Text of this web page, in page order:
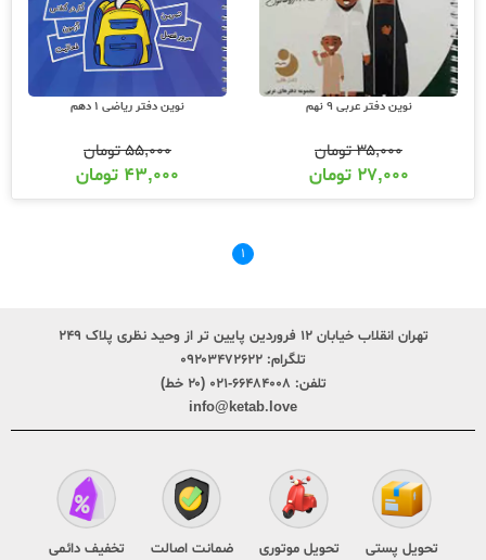
نوین دفتر عربی 9 نهم
۳۵,۰۰۰تومان
۲۷,۰۰۰ تومان
نوین دفتر ریاضی 1 دهم
۵۵,۰۰۰تومان
۴۳,۰۰۰ تومان
۱
تهران انقلاب خیابان ۱۲ فروردین پایین تر از وحید نظری پلاک ۲۴۹
تلگرام: ۰۹۲۰۳۴۷۲۶۲۲
تلفن: ۶۶۴۸۴۰۰۸-۰۲۱ (۲۰ خط)
info@ketab.love
تحویل پستی تحویل موتوری ضمانت اصالت تخفیف دائمی